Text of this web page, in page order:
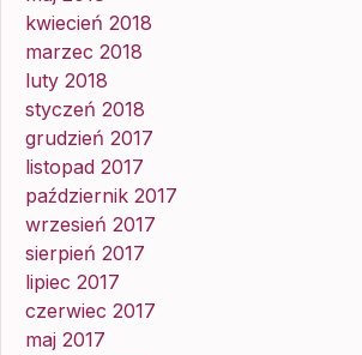
kwiecień 2018
marzec 2018
luty 2018
styczeń 2018
grudzień 2017
listopad 2017
październik 2017
wrzesień 2017
sierpień 2017
lipiec 2017
czerwiec 2017
maj 2017